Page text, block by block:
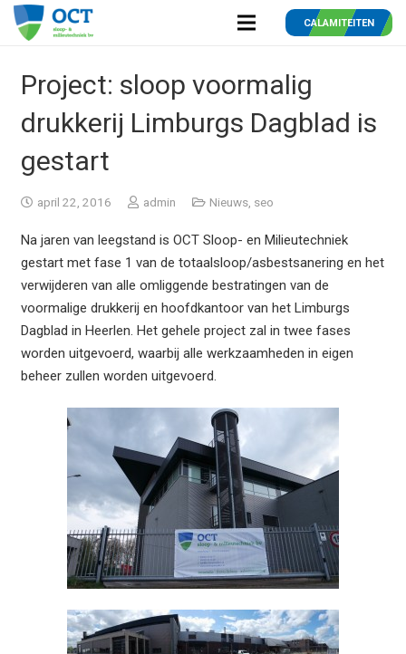
CALAMITEITEN
Project: sloop voormalig
drukkerij Limburgs Dagblad is
gestart
april 22, 2016 admin Nieuws seo
Na jaren van leegstand is OCT Sloop- en Milieutechniek
gestart met fase 1 van de totaalsloop/asbestsanering en het
verwijderen van alle omliggende bestratingen van de
voormalige drukkerij en hoofdkantoor van het Limburgs
Dagblad in Heerlen. Het gehele project zal in twee fases
worden uitgevoerd, waarbij alle werkzaamheden in eigen
beheer zullen worden uitgevoerd.